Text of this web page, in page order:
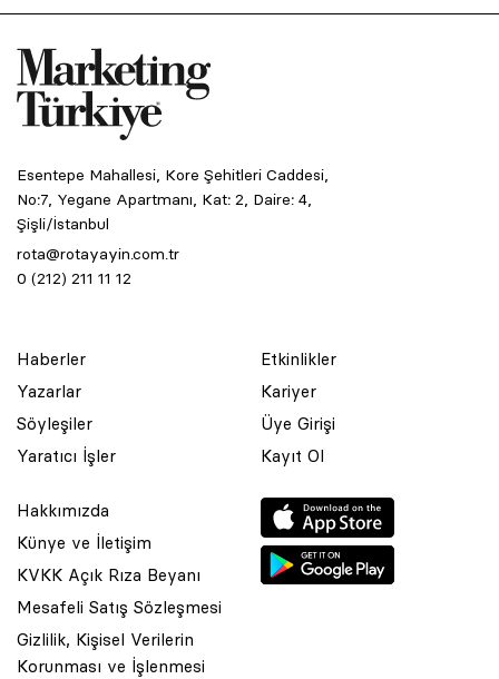
Esentepe Mahallesi, Kore Şehitleri Caddesi,
No:7, Yegane Apartmanı, Kat: 2, Daire: 4,
Şişli/İstanbul
rota@rotayayin.com.tr
0 (212) 211 11 12
Haberler
Yazarlar
Söyleşiler
Yaratıcı İşler
Etkinlikler
Kariyer
Üye Girişi
Kayıt Ol
Hakkımızda
Künye ve İletişim
KVKK Açık Rıza Beyanı
Mesafeli Satış Sözleşmesi
Gizlilik, Kişisel Verilerin
Korunması ve İşlenmesi